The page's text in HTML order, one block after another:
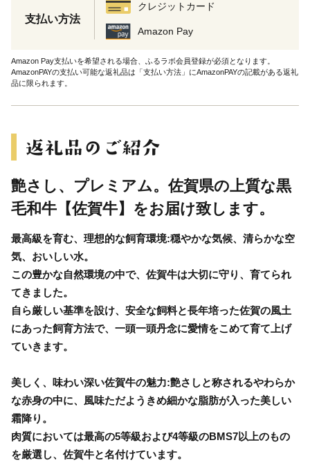
支払い方法
クレジットカード
Amazon Pay
Amazon Pay支払いを希望される場合、ふるラボ会員登録が必須となります。
AmazonPAYの支払い可能な返礼品は「支払い方法」にAmazonPAYの記載がある返礼
品に限られます。
艶さし、プレミアム。佐賀県の上質な黒
毛和牛【佐賀牛】をお届け致します。
最高級を育む、理想的な飼育環境:穏やかな気候、清らかな空
気、おいしい水。
この豊かな自然環境の中で、佐賀牛は大切に守り、育てられ
てきました。
自ら厳しい基準を設け、安全な飼料と長年培った佐賀の風土
にあった飼育方法で、一頭一頭丹念に愛情をこめて育て上げ
ていきます。
美しく、味わい深い佐賀牛の魅力:艶さしと称されるやわらか
な赤身の中に、風味ただようきめ細かな脂肪が入った美しい
霜降り。
肉質においては最高の5等級および4等級のBMS7以上のもの
を厳選し、佐賀牛と名付けています。